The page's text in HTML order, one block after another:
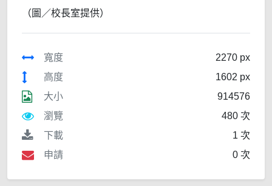
（圖／校長室提供）
寬度
2270 px
高度
1602 px
大小
914576
瀏覽
480 次
下載
1 次
申請
0 次